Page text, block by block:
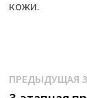
кожи.
ПРЕДЫДУЩАЯ